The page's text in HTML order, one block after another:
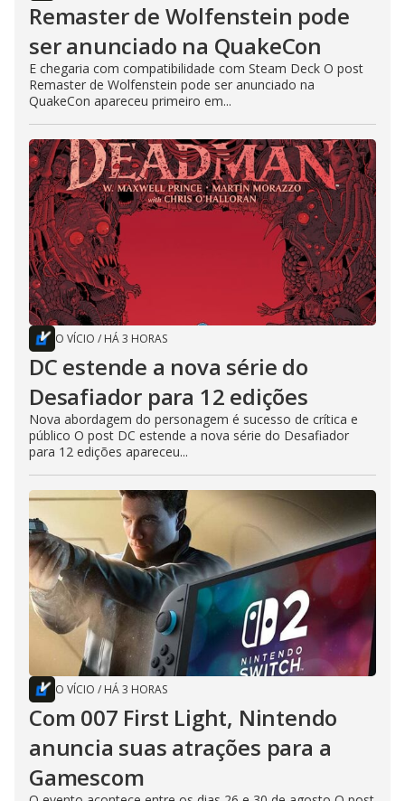
Remaster de Wolfenstein pode
ser anunciado na QuakeCon
E chegaria com compatibilidade com Steam Deck O post
Remaster de Wolfenstein pode ser anunciado na
QuakeCon apareceu primeiro em...
O VÍCIO / HÁ 3 HORAS
DC estende a nova série do
Desafiador para 12 edições
Nova abordagem do personagem é sucesso de crítica e
público O post DC estende a nova série do Desafiador
para 12 edições apareceu...
O VÍCIO / HÁ 3 HORAS
Com 007 First Light, Nintendo
anuncia suas atrações para a
Gamescom